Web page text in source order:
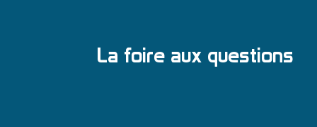
La foire aux questions